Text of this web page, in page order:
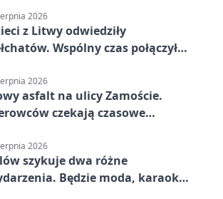
2026
z Litwy odwiedziły
Wspólny czas połączył
2026
asfalt na ulicy Zamoście.
czekają czasowe
2026
szykuje dwa różne
Będzie moda, karaoke